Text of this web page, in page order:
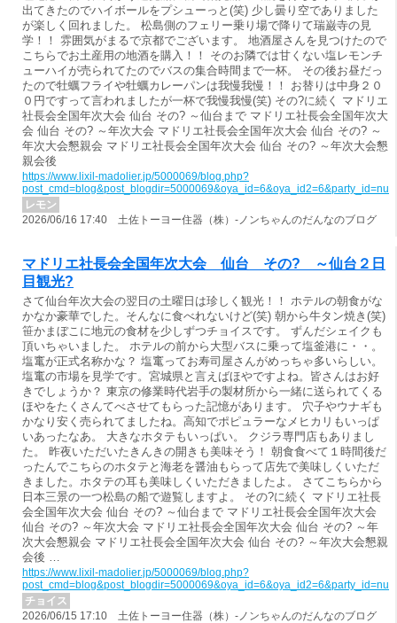
出てきたのでハイボールをプシューっと(笑) 少し曇り空でありました
が楽しく回れました。 松島側のフェリー乗り場で降りて瑞巌寺の見
学！！ 雰囲気がまるで京都でございます。 地酒屋さんを見つけたので
こちらでお土産用の地酒を購入！！ そのお隣では甘くない塩レモンチ
ューハイが売られてたのでバスの集合時間まで一杯。 その後お昼だっ
たので牡蠣フライや牡蠣カレーパンは我慢我慢！！ お替りは中身２０
０円ですって言われましたが一杯で我慢我慢(笑) その?に続く マドリエ
社長会全国年次大会 仙台 その? ～仙台まで マドリエ社長会全国年次大
会 仙台 その? ～年次大会 マドリエ社長会全国年次大会 仙台 その? ～
年次大会懇親会 マドリエ社長会全国年次大会 仙台 その? ～年次大会懇
親会後
https://www.lixil-madolier.jp/5000069/blog.php?
レモン
2026/06/16 17:40 土佐トーヨー住器（株）-ノンちゃんのだんなのブログ
マドリエ社長会全国年次大会 仙台 その? ～仙台２日
目観光?
さて仙台年次大会の翌日の土曜日は珍しく観光！！ ホテルの朝食がな
かなか豪華でした。そんなに食べれないけど(笑) 朝から牛タン焼き(笑)
笹かまぼこに地元の食材を少しずつチョイスです。 ずんだシェイクも
頂いちゃいました。 ホテルの前から大型バスに乗って塩釜港に・・。
塩竃が正式名称かな？ 塩竃ってお寿司屋さんがめっちゃ多いらしい。
塩竃の市場を見学です。宮城県と言えばほやですよね。皆さんはお好
きでしょうか？ 東京の修業時代岩手の製材所から一緒に送られてくる
ほやをたくさんてべさせてもらった記憶があります。 穴子やウナギも
かなり安く売られてましたね。高知でポピュラーなメヒカリもいっぱ
いあったなあ。 大きなホタテもいっぱい。 クジラ専門店もありまし
た。 昨夜いただいたきんきの開きも美味そう！ 朝食食べて１時間後だ
ったんでこちらのホタテと海老を醤油もらって店先で美味しくいただ
きました。ホタテの耳も美味しくいただきましたよ。 さてこちらから
日本三景の一つ松島の船で遊覧しますよ。 その?に続く マドリエ社長
会全国年次大会 仙台 その? ～仙台まで マドリエ社長会全国年次大会
仙台 その? ～年次大会 マドリエ社長会全国年次大会 仙台 その? ～年
次大会懇親会 マドリエ社長会全国年次大会 仙台 その? ～年次大会懇親
会後 …
https://www.lixil-madolier.jp/5000069/blog.php?
チョイス
2026/06/15 17:10 土佐トーヨー住器（株）-ノンちゃんのだんなのブログ